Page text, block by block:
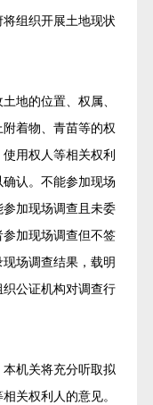
组织开展土地现状
地的位置、权属、
着物、青苗等的权
用权人等相关权利
认。不能参加现场
加现场调查且未委
加现场调查但不签
场调查结果，载明
公证机构对调查行
机关将充分听取拟
关权利人的意见。